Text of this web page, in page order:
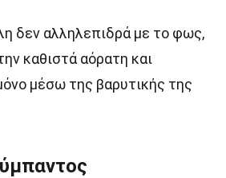
δεν αλληλεπιδρά με το φως,
καθιστά αόρατη και
μέσω της βαρυτικής της